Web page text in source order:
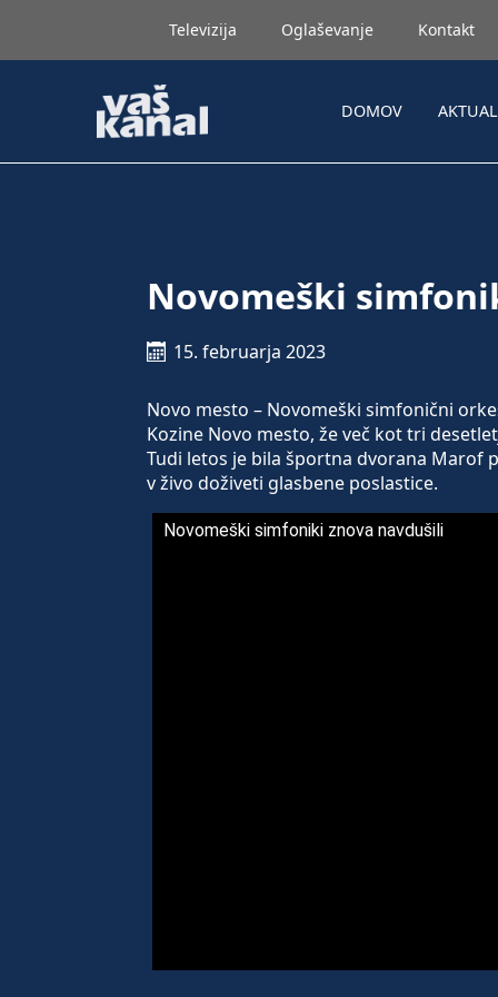
Televizija Oglaševanje Kontakt
DOMOV
Novomeški
15. februarja 2023
Novo mesto – Novomeški simfonični
Kozine Novo mesto, že več kot tri
Tudi letos je bila športna dvorana Marof
v živo doživeti glasbene poslastice.
Novomeški simfoniki znova navdušili